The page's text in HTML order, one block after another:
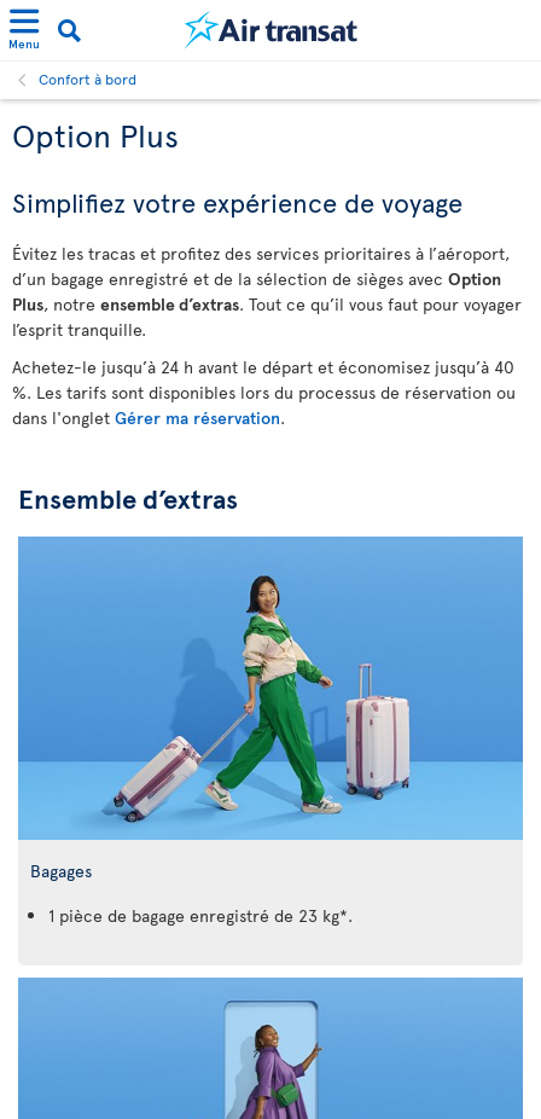
Menu
Confort à bord
Option Plus
Simplifiez votre expérience de voyage
Évitez les tracas et profitez des services prioritaires à l’aéroport,
d’un bagage enregistré et de la sélection de sièges avec Option
Plus, notre ensemble d’extras. Tout ce qu’il vous faut pour voyager
l’esprit tranquille.
Achetez-le jusqu’à 24 h avant le départ et économisez jusqu’à 40
%. Les tarifs sont disponibles lors du processus de réservation ou
dans l'onglet Gérer ma réservation.
Ensemble d’extras
Bagages
1 pièce de bagage enregistré de 23 kg*.